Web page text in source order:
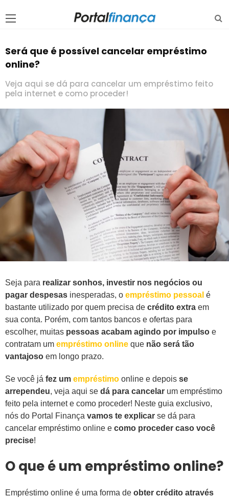
Será que é possível cancelar empréstimo
online?
Veja aqui se dá para cancelar um empréstimo feito
pela internet e como proceder!
Seja para realizar sonhos, investir nos negócios ou
pagar despesas inesperadas, o empréstimo pessoal é
bastante utilizado por quem precisa de crédito extra em
sua conta. Porém, com tantos bancos e ofertas para
escolher, muitas pessoas acabam agindo por impulso e
contratam um empréstimo online que não será tão
vantajoso em longo prazo.
Se você já fez um empréstimo online e depois se
arrependeu, veja aqui se dá para cancelar um empréstimo
feito pela internet e como proceder! Neste guia exclusivo,
nós do Portal Finança vamos te explicar se dá para
cancelar empréstimo online e como proceder caso você
precise!
O que é um empréstimo online?
Empréstimo online é uma forma de obter crédito através